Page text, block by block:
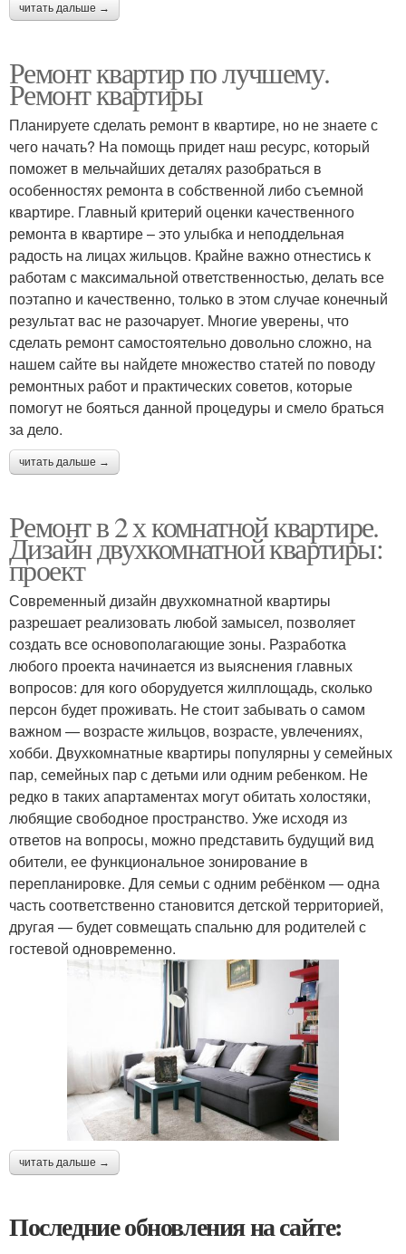
читать дальше →
Ремонт квартир по лучшему.
Ремонт квартиры
Планируете сделать ремонт в квартире, но не знаете с
чего начать? На помощь придет наш ресурс, который
поможет в мельчайших деталях разобраться в
особенностях ремонта в собственной либо съемной
квартире. Главный критерий оценки качественного
ремонта в квартире – это улыбка и неподдельная
радость на лицах жильцов. Крайне важно отнестись к
работам с максимальной ответственностью, делать все
поэтапно и качественно, только в этом случае конечный
результат вас не разочарует. Многие уверены, что
сделать ремонт самостоятельно довольно сложно, на
нашем сайте вы найдете множество статей по поводу
ремонтных работ и практических советов, которые
помогут не бояться данной процедуры и смело браться
за дело.
читать дальше →
Ремонт в 2 х комнатной квартире.
Дизайн двухкомнатной квартиры:
проект
Современный дизайн двухкомнатной квартиры
разрешает реализовать любой замысел, позволяет
создать все основополагающие зоны. Разработка
любого проекта начинается из выяснения главных
вопросов: для кого оборудуется жилплощадь, сколько
персон будет проживать. Не стоит забывать о самом
важном — возрасте жильцов, возрасте, увлечениях,
хобби. Двухкомнатные квартиры популярны у семейных
пар, семейных пар с детьми или одним ребенком. Не
редко в таких апартаментах могут обитать холостяки,
любящие свободное пространство. Уже исходя из
ответов на вопросы, можно представить будущий вид
обители, ее функциональное зонирование в
перепланировке. Для семьи с одним ребёнком — одна
часть соответственно становится детской территорией,
другая — будет совмещать спальню для родителей с
гостевой одновременно.
читать дальше →
Последние обновления на сайте: